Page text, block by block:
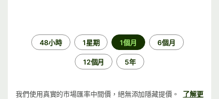
48小時 1星期 1個月 6個月
12個月 5年
我們使用真實的市場匯率中間價，絕無添加隱藏提價。
了解更